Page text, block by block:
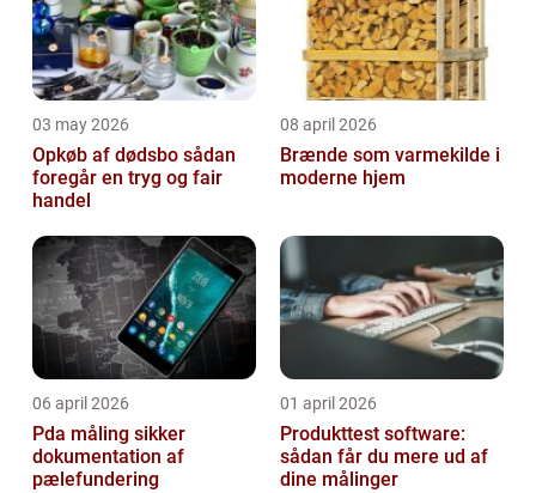
03 may 2026
Opkøb af dødsbo sådan
foregår en tryg og fair
handel
08 april 2026
Brænde som varmekilde i
moderne hjem
06 april 2026
Pda måling sikker
dokumentation af
pælefundering
01 april 2026
Produkttest software:
sådan får du mere ud af
dine målinger